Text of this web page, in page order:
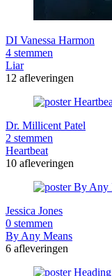
DI Vanessa Harmon
4 stemmen
Liar
12 afleveringen
Dr. Millicent Patel
2 stemmen
Heartbeat
10 afleveringen
Jessica Jones
0 stemmen
By Any Means
6 afleveringen